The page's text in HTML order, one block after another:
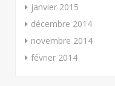
janvier 2015
décembre 2014
novembre 2014
février 2014